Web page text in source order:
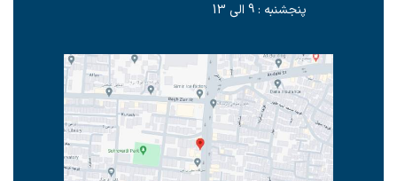
پنجشنبه : 9 الی 13